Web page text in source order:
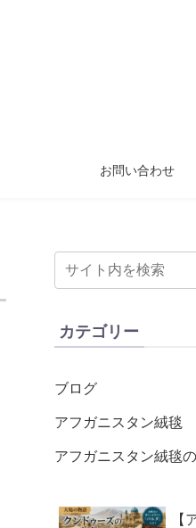
お問い合わせ
カテゴリー
ブログ
アフガニスタン絨毯
アフガニスタン絨毯
【